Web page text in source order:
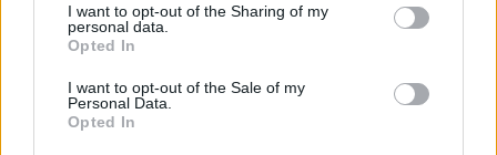
I want to opt-out of the Sharing of my
personal data.
Opted In
I want to opt-out of the Sale of my
Personal Data.
Opted In
Wine Destination Portugal reúne em Beja produtores nacionais
O Wine Destination Portugal regressa ao Alentejo, entre 16 e 20
de novembro, para...
4 Agosto, 2026 - 22:06